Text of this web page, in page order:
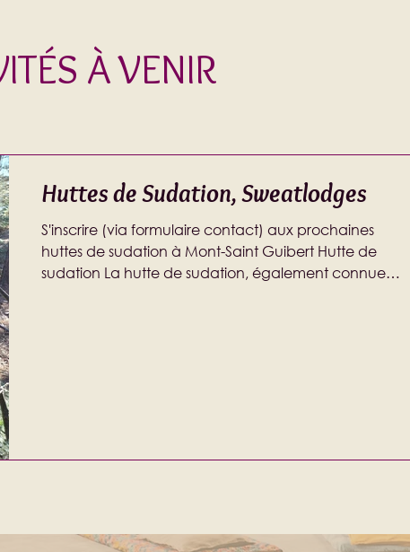
À VENIR
Huttes de Sudation, Sweatlodges
S'inscrire (via formulaire contact) aux prochaines
huttes de sudation à Mont-Saint Guibert Hutte de
sudation La hutte de sudation, également connue